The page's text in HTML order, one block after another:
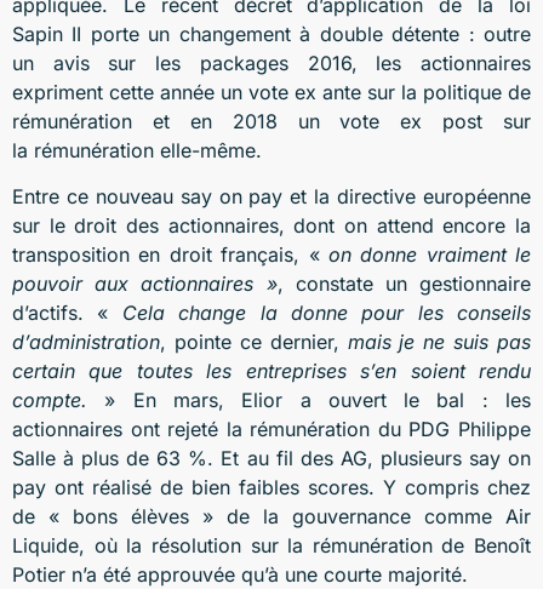
Sapin II porte un changement à double détente : outre
un avis sur les packages 2016, les actionnaires
expriment cette année un vote ex ante sur la politique de
rémunération et en 2018 un vote ex post sur
la rémunération elle-même.
Entre ce nouveau say on pay et la directive européenne
sur le droit des actionnaires, dont on attend encore la
transposition en droit français, «on donne vraiment le
pouvoir aux actionnaires », constate un gestionnaire
d’actifs. « Cela change la donne pour les conseils
d’administration, pointe ce dernier, mais je ne suis pas
certain que toutes les entreprises s’en soient rendu
compte. » En mars, Elior a ouvert le bal : les
actionnaires ont rejeté la rémunération du PDG Philippe
Salle à plus de 63 %. Et au fil des AG, plusieurs say on
pay ont réalisé de bien faibles scores. Y compris chez
de « bons élèves » de la gouvernance comme Air
Liquide, où la résolution sur la rémunération de Benoît
Potier n’a été approuvée qu’à une courte majorité.